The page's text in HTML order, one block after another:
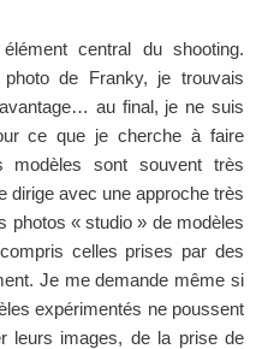
central du shooting.
de Franky, je trouvais
au final, je ne suis
ce que je cherche à faire
modèles sont souvent très
dirige avec une approche très
photos « studio » de modèles
celles prises par des
Je me demande même si
expérimentés ne poussent
leurs images, de la prise de